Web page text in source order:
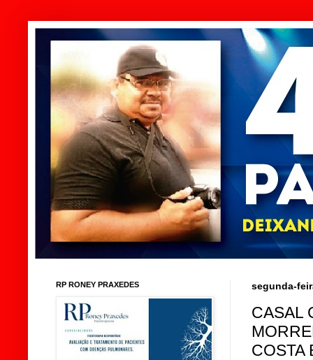
segunda-
CASAL
COSTA
RP RONEY PRAXEDES